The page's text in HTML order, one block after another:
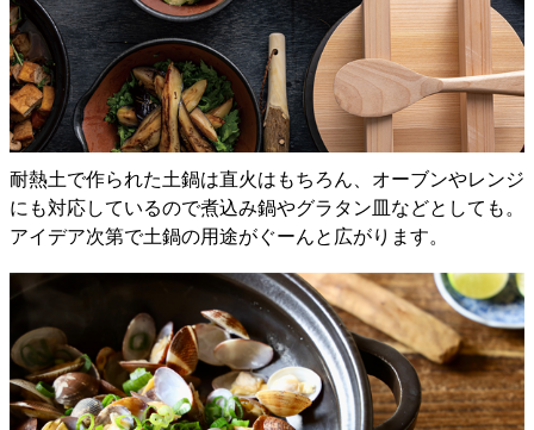
耐熱土で作られた土鍋は直火はもちろん、オーブンやレンジ
にも対応しているので煮込み鍋やグラタン皿などとしても。
アイデア次第で土鍋の用途がぐーんと広がります。